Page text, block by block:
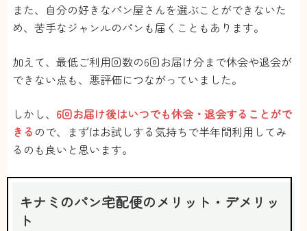
こまでお金がなく…もう少し安くなってほしい
です。
プルトガ
好きなパンのジャンルを選べないのが残念でし
た。甘いパンが苦手なので、おかずパンだけ届
いてほしかったのですが、それは難しそうです
ね…
煌工さん
また、自分の好きなパン屋さんを選ぶことができないた
め、苦手なジャンルのパンも届くこともあります。
加えて、最低ご利用回数の6回お届け分まで休会や退会が
できない点も、悪評価につながっていました。
しかし、 6回お届け後はいつでも休会・退会することがで
き る ので、まずはお試しする気持ちで半年間利用してみ
るのも良いと思います。
キナミのパン宅配便のメリット・デメリッ
ト